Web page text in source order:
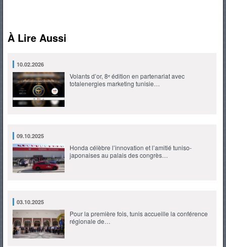
À Lire Aussi
10.02.2026
Volants d’or, 8ᵉ édition en partenariat avec
totalenergies marketing tunisie…
09.10.2025
Honda célèbre l’innovation et l’amitié tuniso-
japonaises au palais des congrès…
03.10.2025
Pour la première fois, tunis accueille la conférence
régionale de…